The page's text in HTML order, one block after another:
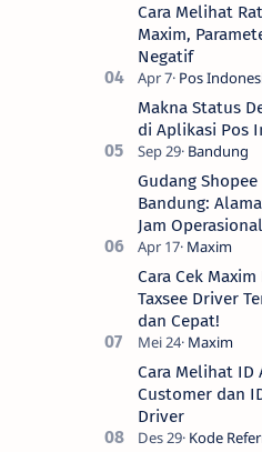
Cara Melihat
Maxim,
Negatif
Makna Status
di Aplikasi Pos
Gudang Shopee
Bandung:
Jam
Cara Cek
Taxsee Driver
dan Cepat!
Cara Melihat ID
Customer dan
Driver